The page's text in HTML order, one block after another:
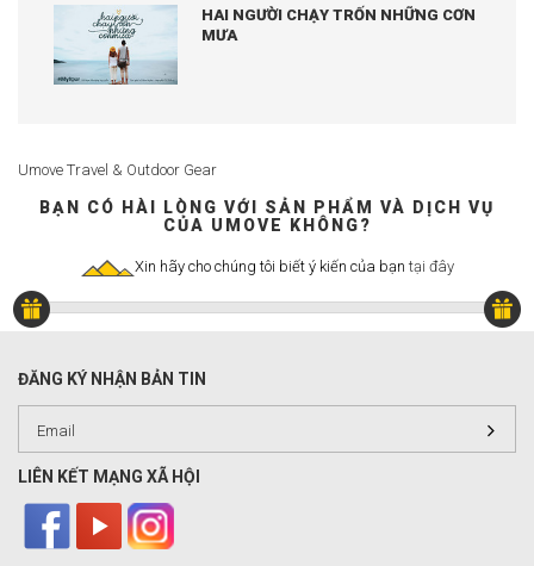
HAI NGƯỜI CHẠY TRỐN NHỮNG CƠN
MƯA
Umove Travel & Outdoor Gear
BẠN CÓ HÀI LÒNG VỚI SẢN PHẨM VÀ DỊCH VỤ
CỦA UMOVE KHÔNG?
Xin hãy cho chúng tôi biết ý kiến của bạn tại đây
ĐĂNG KÝ NHẬN BẢN TIN
LIÊN KẾT MẠNG XÃ HỘI